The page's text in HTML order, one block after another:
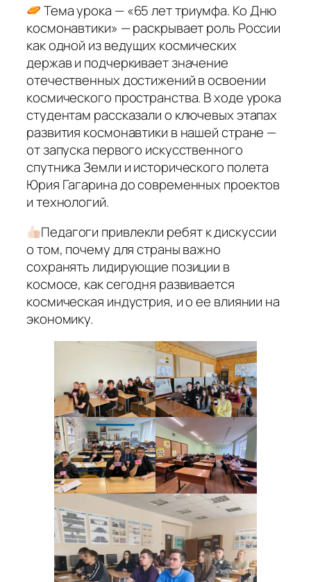
Тема урока — «65 лет триумфа. Ко Дню
космонавтики» — раскрывает роль России
как одной из ведущих космических
держав и подчеркивает значение
отечественных достижений в освоении
космического пространства. В ходе урока
студентам рассказали о ключевых этапах
развития космонавтики в нашей стране —
от запуска первого искусственного
спутника Земли и исторического полета
Юрия Гагарина до современных проектов
и технологий.
Педагоги привлекли ребят к дискуссии
о том, почему для страны важно
сохранять лидирующие позиции в
космосе, как сегодня развивается
космическая индустрия, и о ее влиянии на
экономику.